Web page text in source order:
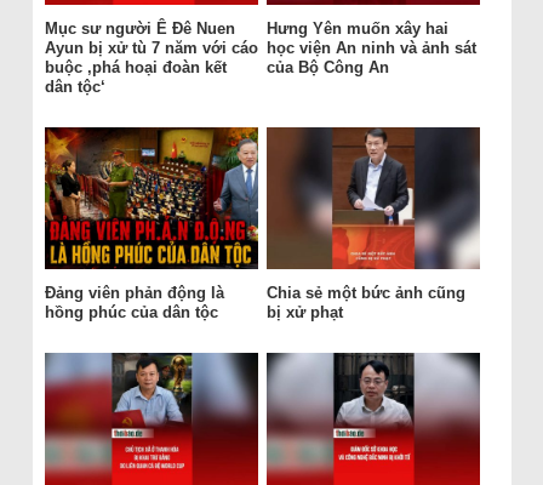
Mục sư người Ê Đê Nuen
Ayun bị xử tù 7 năm với cáo
buộc ‚phá hoại đoàn kết
dân tộc‘
Hưng Yên muốn xây hai
học viện An ninh và ảnh sát
của Bộ Công An
Đảng viên phản động là
hồng phúc của dân tộc
Chia sẻ một bức ảnh cũng
bị xử phạt